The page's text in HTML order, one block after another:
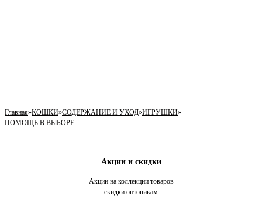
Главная»КОШКИ»СОДЕРЖАНИЕ И УХОД»ИГРУШКИ»
ПОМОЩЬ В ВЫБОРЕ
Акции и скидки
Акции на коллекции товаров
скидки оптовикам